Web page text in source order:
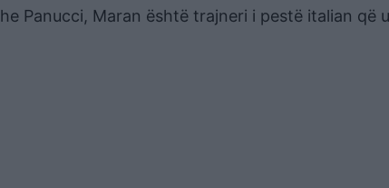
Panucci, Maran është trajneri i pestë italian që